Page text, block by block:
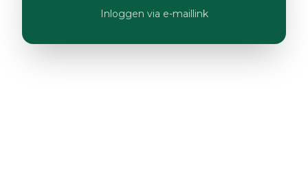
Inloggen via e-maillink